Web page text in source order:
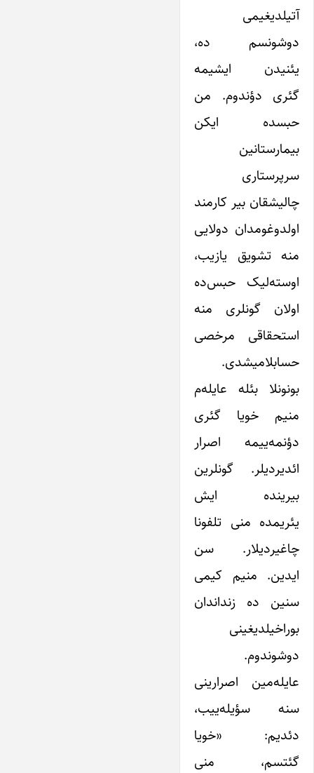
آتیلدیغیمی
دوشونسم ده،
یئنیدن ایشیمه
گئری دؤندوم. من
حبسده ایکن
بیمارستانین
سرپرستاری
چالیشقان بیر کارمند
اولدوغومدان دولایی
منه تشویق یازیب،
اوسته‌لیک حبس‌ده
اولان گونلری منه
استحقاقی مرخصی
حسابلامیشدی.
بونونلا بئله عایله‌‌م
منیم خویا گئری
دؤنمه‌ییمه اصرار
ائدیردیلر. گونلرین
بیرینده ایش
یئریمده منی تلفونا
چاغیردیلار. سن
ایدین. منیم کیمی
سنین ده زنداندان
بوراخیلدیغینی
دوشوندوم.
عایله‌مین اصرارینی
سنه سؤیله‌ییب،
دئدیم: «خویا
گئتسم، منی